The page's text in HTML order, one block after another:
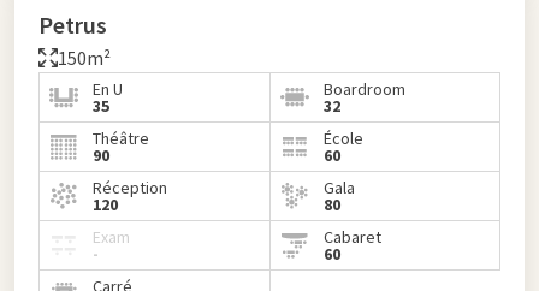
Petrus
150m²
En U
35
Boardroom
32
Théâtre
90
École
60
Réception
120
Gala
80
Exam
-
Cabaret
60
Carré